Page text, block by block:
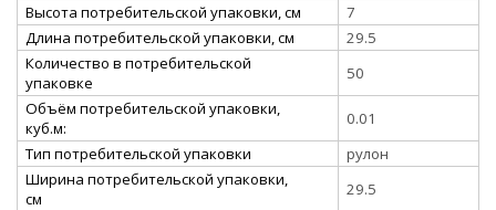
Высота потребительской упаковки, см
7
Длина потребительской упаковки, см
29.5
Количество в потребительской
упаковке
50
Объём потребительской упаковки,
куб.м:
0.01
Тип потребительской упаковки
рулон
Ширина потребительской упаковки,
см
29.5